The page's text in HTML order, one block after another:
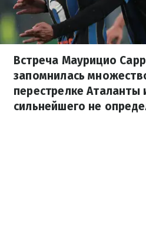
Встреча Маурицио
запомнилась
перестрелке Аталанты
сильнейшего не